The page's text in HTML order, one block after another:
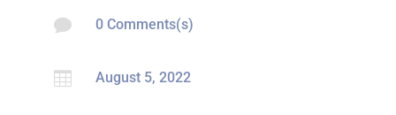
 0 Comments(s)
 August 5, 2022